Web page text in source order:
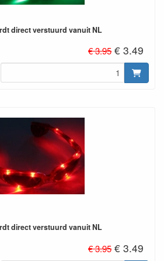
direct verstuurd vanuit NL
€ 3.95 € 3.49
direct verstuurd vanuit NL
€ 3.95 € 3.49